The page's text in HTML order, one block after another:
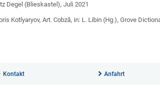
Degel (Blieskastel), Juli 2021
Kotlyaryov, Art. Cobză, in: L. Libin (Hg.), Grove
Kontakt Anfahrt